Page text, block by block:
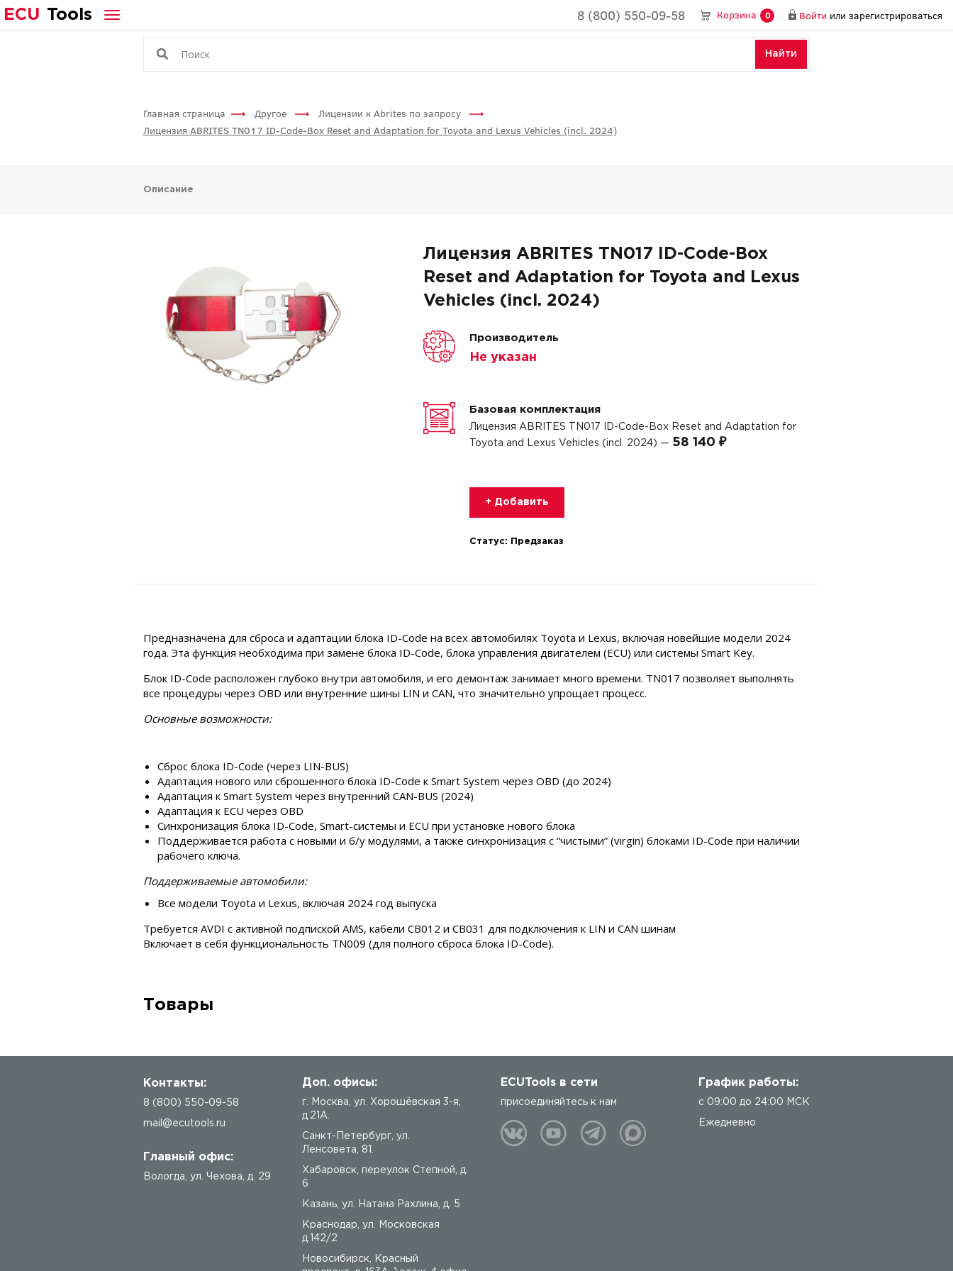
ECU Tools 8 (800) 550-09-58 Корзина 0 Войти или зарегистрироваться
Найти
Главная страница Другое
Лицензии к Abrites по запросу
Лицензия ABRITES TN017 ID-Code-Box Reset and Adaptation for Toyota and Lexus Vehicles (incl. 2024)
Описание
Лицензия ABRITES TN017 ID-Code-Box
Reset and Adaptation for Toyota and Lexus
Vehicles (incl. 2024)
Производитель
Не указан
Базовая комплектация
Лицензия ABRITES TN017 ID-Code-Box Reset and Adaptation for
Toyota and Lexus Vehicles (incl. 2024) — 58 140 ₽
+ Добавить
Статус: Предзаказ
Предназначена для сброса и адаптации блока ID-Code на всех автомобилях Toyota и Lexus, включая новейшие модели 2024
года. Эта функция необходима при замене блока ID-Code, блока управления двигателем (ECU) или системы Smart Key.
Блок ID-Code расположен глубоко внутри автомобиля, и его демонтаж занимает много времени. TN017 позволяет выполнять
все процедуры через OBD или внутренние шины LIN и CAN, что значительно упрощает процесс.
Основные возможности:
Сброс блока ID-Code (через LIN-BUS)
Адаптация нового или сброшенного блока ID-Code к Smart System через OBD (до 2024)
Адаптация к Smart System через внутренний CAN-BUS (2024)
Адаптация к ECU через OBD
Синхронизация блока ID-Code, Smart-системы и ECU при установке нового блока
Поддерживается работа с новыми и б/у модулями, а также синхронизация с “чистыми” (virgin) блоками ID-Code при наличии
рабочего ключа.
Поддерживаемые автомобили:
Все модели Toyota и Lexus, включая 2024 год выпуска
Требуется AVDI с активной подпиской AMS, кабели CB012 и CB031 для подключения к LIN и CAN шинам
Включает в себя функциональность TN009 (для полного сброса блока ID-Code).
Товары
Контакты:
8 (800) 550-09-58
mail@ecutools.ru
Главный офис:
Вологда ул. Чехова, д. 29
Доп. офисы:
г. Москва, ул. Хорошёвская 3-я,
д.21А.
Санкт-Петербург, ул.
Ленсовета, 81.
Хабаровск, переулок Степной, д.
6
Казань, ул. Натана Рахлина, д. 5
Краснодар, ул. Московская
д.142/2
Новосибирск, Красный
ECUTools в сети
присоединяйтесь к нам
График работы:
с 09:00 до 24:00 МСК
Ежедневно